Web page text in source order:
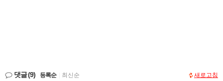
댓글(9) 등록순 최신순 새로고침